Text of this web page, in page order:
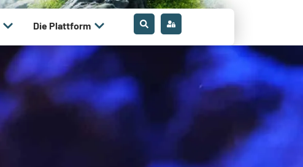
Die Plattform